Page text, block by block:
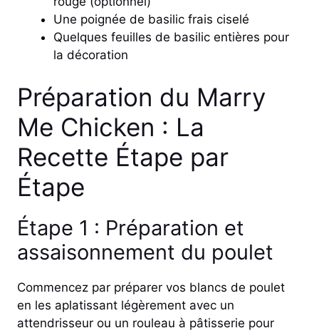
Une poignée de basilic frais ciselé
Quelques feuilles de basilic entières pour
la décoration
Préparation du Marry
Me Chicken : La
Recette Étape par
Étape
Étape 1 : Préparation et
assaisonnement du poulet
Commencez par préparer vos blancs de poulet
en les aplatissant légèrement avec un
attendrisseur ou un rouleau à pâtisserie pour